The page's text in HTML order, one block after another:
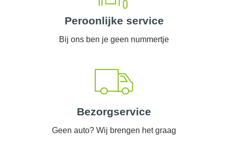
Peroonlijke service
Bij ons ben je geen nummertje
Bezorgservice
Geen auto? Wij brengen het graag